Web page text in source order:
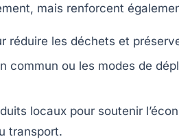
mais renforcent
réduire les déchets et
commun ou les modes de
locaux pour soutenir
transport.